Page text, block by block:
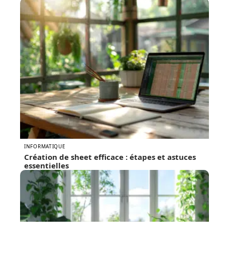
INFORMATIQUE
Création de sheet efficace : étapes et astuces
essentielles